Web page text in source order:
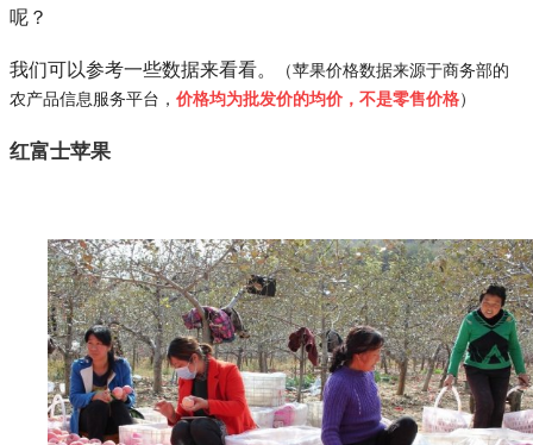
呢？
我们可以参考一些数据来看看。
（苹果价格数据来源于商务部的
农产品信息服务平台， 价格均为批发价的均价，不是零售价格）
红富士苹果